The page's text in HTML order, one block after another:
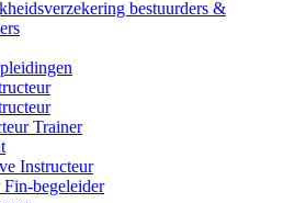
bestuurders &
Trainer
Instructeur
begeleider